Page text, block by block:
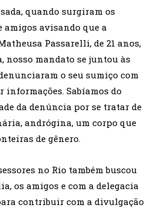
quando surgiram os
avisando que a
Passarelli, de 21 anos,
nosso mandato se juntou às
o seu sumiço com
informações. Sabíamos do
da denúncia por se tratar de
andrógina, um corpo que
de gênero.
no Rio também buscou
os amigos e com a delegacia
contribuir com a divulgação